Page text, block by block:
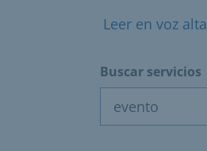
Leer en voz alta
Buscar servicios